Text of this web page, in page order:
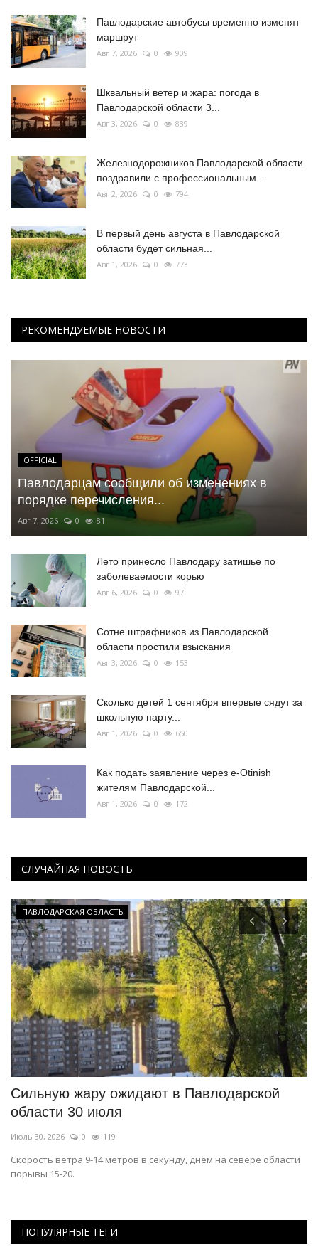
Павлодарские автобусы временно изменят
маршрут
Авг 7, 2026 0 909
Шквальный ветер и жара: погода в
Павлодарской области 3...
Авг 3, 2026 0 839
Железнодорожников Павлодарской области
поздравили с профессиональным...
Авг 2, 2026 0 794
В первый день августа в Павлодарской
области будет сильная...
Авг 1, 2026 0 773
РЕКОМЕНДУЕМЫЕ НОВОСТИ
OFFICIAL
Павлодарцам сообщили об изменениях в
порядке перечисления...
Авг 7, 2026 0 81
Лето принесло Павлодару затишье по
заболеваемости корью
Авг 6, 2026 0 97
Сотне штрафников из Павлодарской
области простили взыскания
Авг 3, 2026 0 153
Сколько детей 1 сентября впервые сядут за
школьную парту...
Авг 1, 2026 0 650
Как подать заявление через e-Otinish
жителям Павлодарской...
Авг 1, 2026 0 172
СЛУЧАЙНАЯ НОВОСТЬ
ПАВЛОДАРСКАЯ ОБЛАСТЬ
Сильную жару ожидают в Павлодарской
области 30 июля
Июль 30, 2026 0 119
Скорость ветра 9-14 метров в секунду, днем на севере области
порывы 15-20.
ПОПУЛЯРНЫЕ ТЕГИ